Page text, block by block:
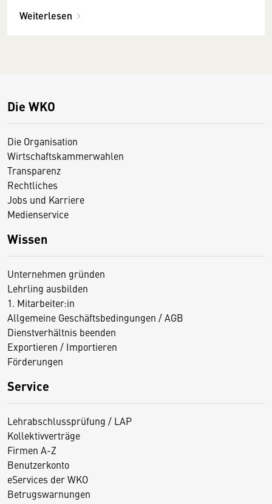
Weiterlesen
Die WKO
Die Organisation
Wirtschaftskammerwahlen
Transparenz
Rechtliches
Jobs und Karriere
Medienservice
Wissen
Unternehmen gründen
Lehrling ausbilden
1. Mitarbeiter:in
Allgemeine Geschäftsbedingungen / AGB
Dienstverhältnis beenden
Exportieren / Importieren
Förderungen
Service
Lehrabschlussprüfung / LAP
Kollektivverträge
Firmen A-Z
Benutzerkonto
eServices der WKO
Betrugswarnungen